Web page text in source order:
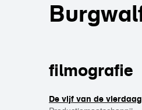
filmografie
De vijf van de